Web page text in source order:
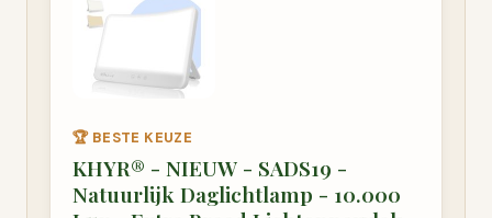
🏆 BESTE KEUZE
KHYR® - NIEUW - SADS19 -
Natuurlijk Daglichtlamp - 10.000